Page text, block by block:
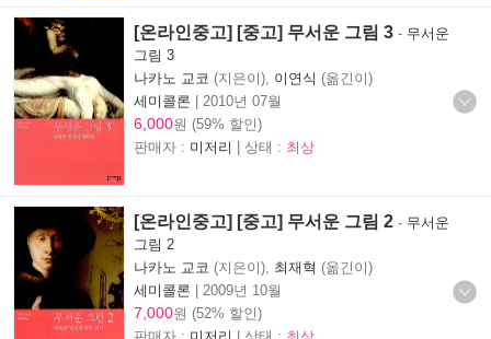
[온라인중고] [중고] 무서운 그림 3 - 무서운
그림 3
나카노 교코 (지은이), 이연식 (옮긴이)
세미콜론 | 2010년 07월
6,000원 (59% 할인)
판매자 : 미저리 | 상태 : 최상
[온라인중고] [중고] 무서운 그림 2 - 무서운
그림 2
나카노 교코 (지은이), 최재혁 (옮긴이)
세미콜론 | 2009년 10월
7,000원 (52% 할인)